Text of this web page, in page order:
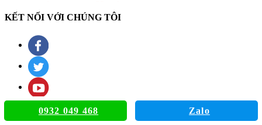
KẾT NỐI VỚI CHÚNG TÔI
Copyright 2026 ©Cửa Hàng: VẬT TƯ ĐÈN LED GIÁ SỈ (Led Ánh Dương) |Hotline (24/7):
0932.049.468. Designed By: wWw.ThietKeWebChuyen.Com
0932 049 468 Zalo